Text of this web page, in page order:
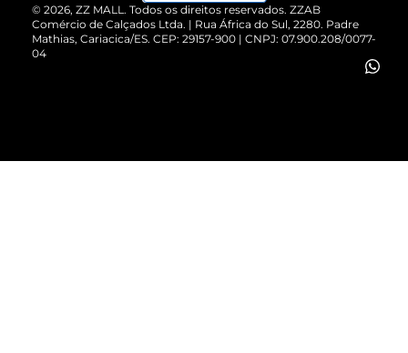
Cartão Presente
Vendas Corporativas
© 2026, ZZ MALL. Todos os direitos reservados. ZZAB
Comércio de Calçados Ltda. | Rua África do Sul, 2280. Padre
Mathias, Cariacica/ES. CEP: 29157-900 | CNPJ: 07.900.208/0077-
04